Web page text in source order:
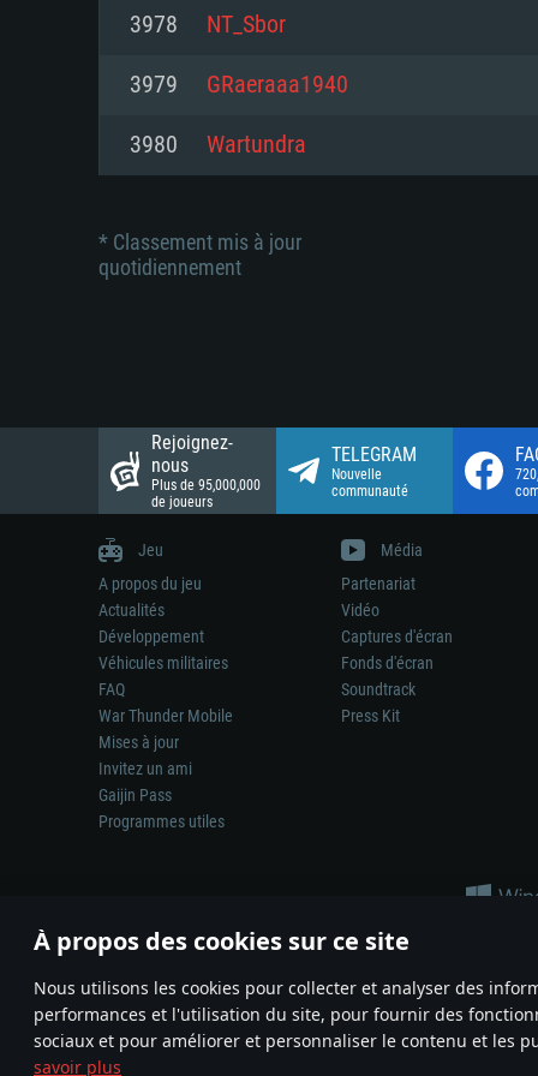
À propos des cookies sur ce site
Nous utilisons les cookies pour collecter et analyser des
performances et l'utilisation du site, pour fournir des
sociaux et pour améliorer et personnaliser le contenu et les
savoir plus
Disque dur: 23.1 Go (client
Disque dur: 62,2 Go (client
Connection: Connexion
Disque dur: 62,2 Go (client
3978 NT_Sbor
3979 GRaeraaa1940
3980 Wartundra
* Classement mis à jour
quotidiennement
Rejoignez-
nous
Plus de 95,000,000
de joueurs
TELEGRAM
Nouvelle
communauté
Jeu
A propos du jeu
Actualités
Développement
Véhicules militaires
FAQ
War Thunder Mobile
Mises à jour
Invitez un ami
Gaijin Pass
Programmes utiles
Média
Partenariat
Vidéo
Captures d'écran
Fonds d'écran
Soundtrack
Press Kit
La représentation d’une arme ou d’un véhicule réel dans ce jeu
© 2011—2026 Gaijin Games Kft. All trademarks, logos and brand
Termes et conditions